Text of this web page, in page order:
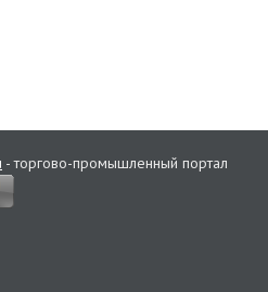
- торгово-промышленный портал